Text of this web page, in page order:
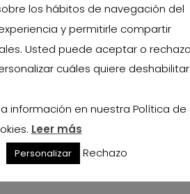
en forma de alimentos
o superávit calórico. De
se promoverá la pérdida de
calórico se dará el aumento de
cambios en la
o ganancia de masa
los hábitos de navegación del
y permitirle compartir
Usted puede aceptar o
cuáles quiere
información en nuestra Política de
Leer más
Personalizar Rechazo